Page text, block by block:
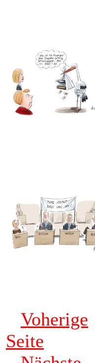
Voherige
Seite